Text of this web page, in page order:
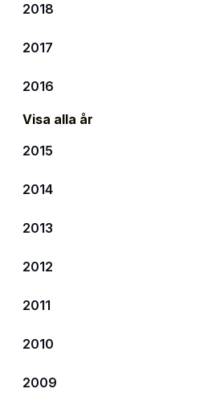
2018
2017
2016
Visa alla år
2015
2014
2013
2012
2011
2010
2009